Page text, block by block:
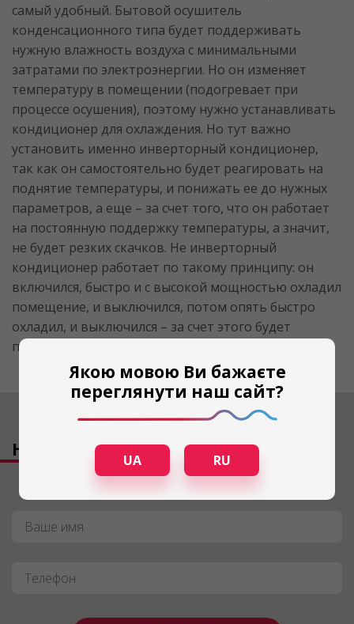
самый удобный. Бытовой осушитель
конденсационного типа будет поддерживать
нужную влажность воздуха с минимальными
затратами по электроэнергии. Но он изменяет
температуру в помещении (подогревает при
процессе осушения), поэтому нужно устанавливать
кондиционер для охлаждения. Но тут важно
установить именно инверторный кондиционер,
так как он самостоятельно будет реагировать на
поднятие температуры, и понижать ее до нужных
параметров, а еще – за счет того, что он работает
на постоянную поддержку температуры, а значит,
не будет резких скачков. Не инверторный
кондиционер работает по такому принципу: он
включился, быстро и с высокой мощностью охладил
помещение, и выключился, потом опять быстро
охладил, и выключился – за счет этого будет
происходить резкий скачок, чего нам не нужно.
Нужна консультация?
Имя*
Телефон *
Якою мовою Ви бажаєте
переглянути наш сайт?
UA RU